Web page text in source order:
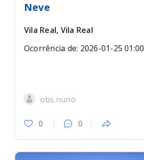
Neve
Vila Real, Vila Real
Ocorrência de: 2026-01-25 01:00
obs.nuno
0 0